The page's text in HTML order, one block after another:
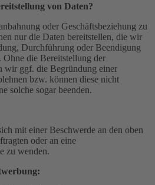
von Daten?
oder Geschäftsbeziehung zu
nur die Daten bereitstellen, die wir
Durchführung oder Beendigung
Ohne die Bereitstellung der
wir ggf. die Begründung einer
bzw. können diese nicht
solche sogar beenden.
mit einer Beschwerde an den oben
oder an eine
zu wenden.